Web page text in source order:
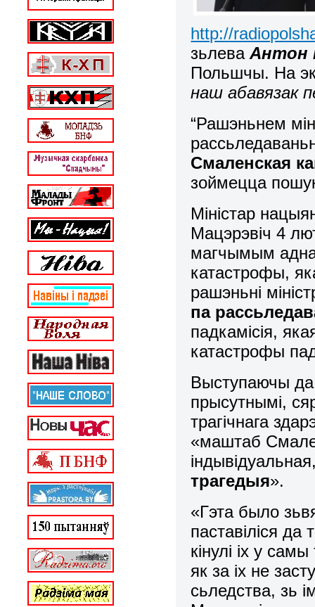
http://
зьлеваАнтон
Польшчы. На
наш абавязак
“Рашэньнем
Смаленская
зоймецца
Міністар
Мацэрэвіч 4
магчымым
катастрофы,
рашэньні
па
падкамісія,
катастрофы
Выступаючы да
прысутнымі,
трагічнага
«маштаб
трагедыя».
«Гэта было
паставіліся да
кінулі іх у
як за іх не
сьледства, зь